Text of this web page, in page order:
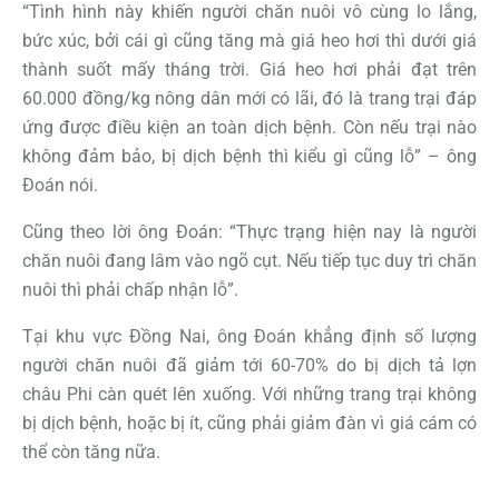
“Tình hình này khiến người chăn nuôi vô cùng lo lắng,
bức xúc, bởi cái gì cũng tăng mà giá heo hơi thì dưới giá
thành suốt mấy tháng trời. Giá heo hơi phải đạt trên
60.000 đồng/kg nông dân mới có lãi, đó là trang trại đáp
ứng được điều kiện an toàn dịch bệnh. Còn nếu trại nào
không đảm bảo, bị dịch bệnh thì kiểu gì cũng lỗ” – ông
Đoán nói.
Cũng theo lời ông Đoán: “Thực trạng hiện nay là người
chăn nuôi đang lâm vào ngõ cụt. Nếu tiếp tục duy trì chăn
nuôi thì phải chấp nhận lỗ”.
Tại khu vực Đồng Nai, ông Đoán khẳng định số lượng
người chăn nuôi đã giảm tới 60-70% do bị dịch tả lợn
châu Phi càn quét lên xuống. Với những trang trại không
bị dịch bệnh, hoặc bị ít, cũng phải giảm đàn vì giá cám có
thể còn tăng nữa.